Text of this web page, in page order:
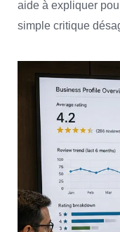
aide à expliquer
simple critique